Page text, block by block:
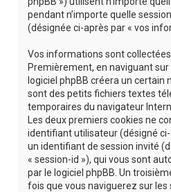
pendant n’importe quelle
(désignée ci-après par « vos
Vos informations sont
Premièrement, en naviguant sur
logiciel phpBB créera un certain
sont des petits fichiers textes
temporaires du navigateur
Les deux premiers cookies ne
identifiant utilisateur (désigné
un identifiant de session invité
« session-id »), qui vous sont
par le logiciel phpBB. Un
fois que vous naviguerez sur les